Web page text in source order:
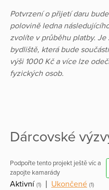
Potvrzení o přijetí daru
polovině ledna
zvolíte v průběhu platby.
bydliště, která bude
výši 1000 Kč a více lze
fyzických osob.
Dárcovské
Podpořte tento projekt ještě víc a
zapojte kamarády
Aktivní (1) | Ukončené (1)